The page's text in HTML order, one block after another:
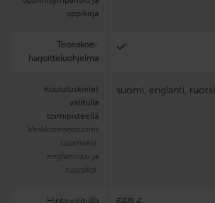
oppikirja
Teoria­koe­
harjoittelu­ohjelma
Koulutuskielet
valitulla
toimipisteellä
Verkkoteoriatunnit
suomeksi,
englanniksi ja
ruotsiksi.
suomi, englanti, ruotsi